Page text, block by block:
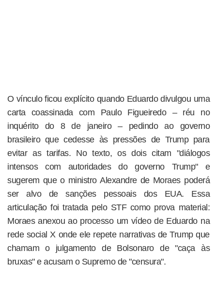
O vínculo ficou explícito quando Eduardo divulgou uma
carta coassinada com Paulo Figueiredo – réu no
inquérito do 8 de janeiro – pedindo ao governo
brasileiro que cedesse às pressões de Trump para
evitar as tarifas. No texto, os dois citam "diálogos
intensos com autoridades do governo Trump" e
sugerem que o ministro Alexandre de Moraes poderá
ser alvo de sanções pessoais dos EUA. Essa
articulação foi tratada pelo STF como prova material:
Moraes anexou ao processo um vídeo de Eduardo na
rede social X onde ele repete narrativas de Trump que
chamam o julgamento de Bolsonaro de "caça às
bruxas" e acusam o Supremo de "censura".